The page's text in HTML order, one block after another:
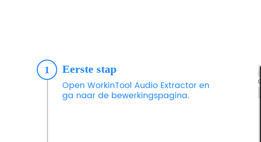
1 Eerste stap
Open WorkinTool Audio Extractor en
ga naar de bewerkingspagina.